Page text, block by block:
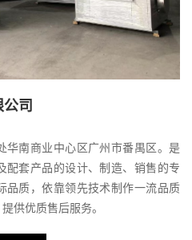
司
华南商业中心区广州市番禺区。是
配套产品的设计、制造、销售的专
品质，依靠领先技术制作一流品质
供优质售后服务。